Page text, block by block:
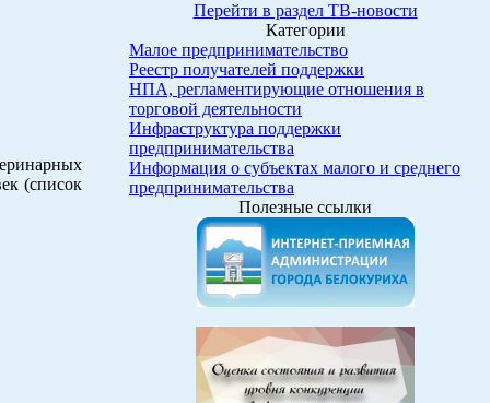
(список
Перейти в раздел ТВ-новости
Категории
Малое предпринимательство
Реестр получателей поддержки
НПА, регламентирующие отношения в
торговой деятельности
Инфраструктура поддержки
предпринимательства
Информация о субъектах малого и среднего
предпринимательства
Полезные ссылки